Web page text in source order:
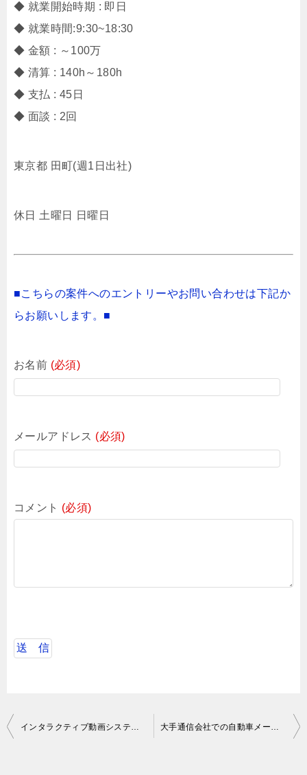
◆ 就業開始時期 : 即日
◆ 就業時間:9:30~18:30
◆ 金額 : ～100万
◆ 清算 : 140h～180h
◆ 支払 : 45日
◆ 面談 : 2回
東京都 田町(週1日出社)
休日 土曜日 日曜日
■こちらの案件へのエントリーやお問い合わせは下記か
らお願いします。■
お名前 (必須)
メールアドレス (必須)
コメント (必須)
投
インタラクティブ動画システムのフロントエンド開発 大手通信会社での自動車メーカー担当営業